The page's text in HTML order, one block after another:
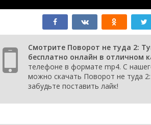
Смотрите Поворот не туда 2:
бесплатно онлайн в отличном
телефоне в формате mp4. С
можно скачать Поворот не туда
забудьте поставить лайк!